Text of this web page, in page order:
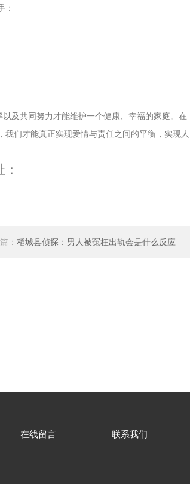
：
及共同努力才能维护一个健康、幸福的家庭。在
们才能真正实现爱情与责任之间的平衡，实现人
：稻城县侦探：男人被冤枉出轨会是什么反应
在线留言 联系我们